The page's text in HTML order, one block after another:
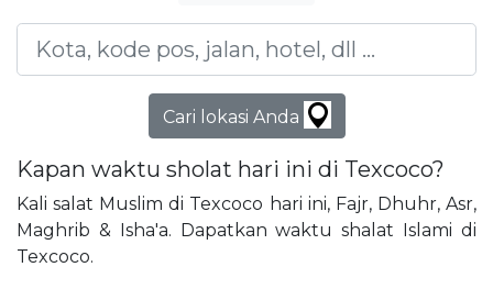
Cari lokasi Anda
Kapan waktu sholat hari ini di Texcoco?
Kali salat Muslim di Texcoco hari ini, Fajr, Dhuhr, Asr,
Maghrib & Isha'a. Dapatkan waktu shalat Islami di
Texcoco.